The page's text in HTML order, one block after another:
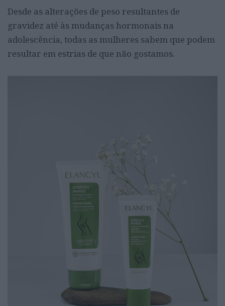
Desde as alterações de peso resultantes de
gravidez até às mudanças hormonais na
adolescência, todas as mulheres sabem que podem
resultar em estrias de que não gostamos.